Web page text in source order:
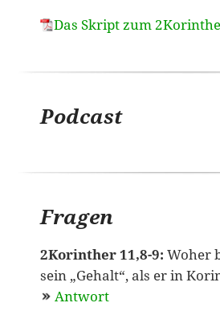
Das Skript zum
Podcast
Fragen
2Korinther 11,8-9: Woher
sein „Gehalt“, als er in
Antwort